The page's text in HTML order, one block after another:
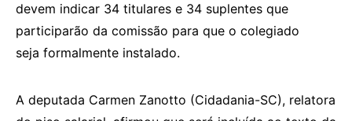
devem indicar 34 titulares e 34 suplentes que
participarão da comissão para que o colegiado
seja formalmente instalado.
A deputada Carmen Zanotto (Cidadania-SC), relatora